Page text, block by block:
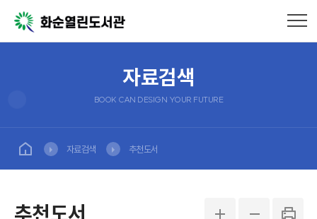
자료검색
BOOK CAN DESIGN YOUR FUTURE
자료검색 추천도서
추천도서